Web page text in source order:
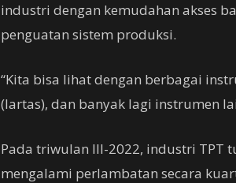
industri dengan kemudahan akses
penguatan sistem produksi.
“Kita bisa lihat dengan berbagai
(lartas), dan banyak lagi instrumen
Pada triwulan III-2022, industri TPT
mengalami perlambatan secara